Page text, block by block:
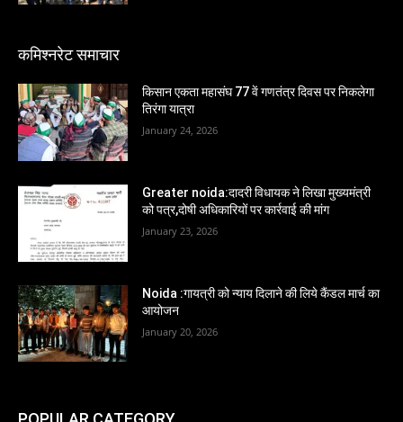
कमिश्नरेट समाचार
किसान एकता महासंघ 77 वें गणतंत्र दिवस पर निकलेगा
तिरंगा यात्रा
January 24, 2026
Greater noida:दादरी विधायक ने लिखा मुख्यमंत्री
को पत्र,दोषी अधिकारियों पर कार्रवाई की मांग
January 23, 2026
Noida :गायत्री को न्याय दिलाने की लिये कैंडल मार्च का
आयोजन
January 20, 2026